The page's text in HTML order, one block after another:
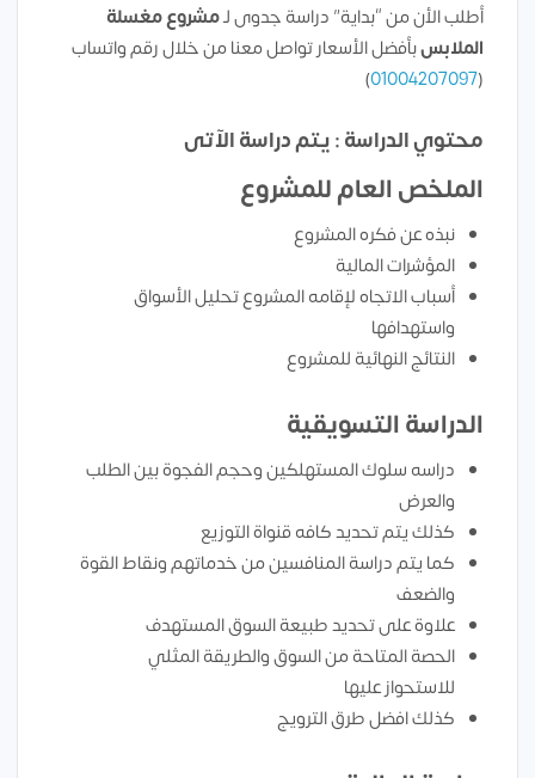
أطلب الأن من “بداية” دراسة جدوى لـمشروعمغسلة
الملابسبأفضل الأسعار تواصل معنا من خلال رقم واتساب
(
01004207097
)
محتوي الدراسة : يتم دراسة الآتى
الملخص العام للمشروع
نبذه عن فكره المشروع
المؤشرات المالية
أسباب الاتجاه لإقامه المشروع تحليل الأسواق
واستهدافها
النتائج النهائية للمشروع
الدراسة التسويقية
دراسه سلوك المستهلكين وحجم الفجوة بين الطلب
والعرض
كذلك يتم تحديد كافه قنواة التوزيع
كما يتم دراسة المنافسين من خدماتهم ونقاط القوة
والضعف
علاوة على تحديد طبيعة السوق المستهدف
الحصة المتاحة من السوق والطريقة المثلي
للاستحواز عليها
كذلك افضل طرق الترويج